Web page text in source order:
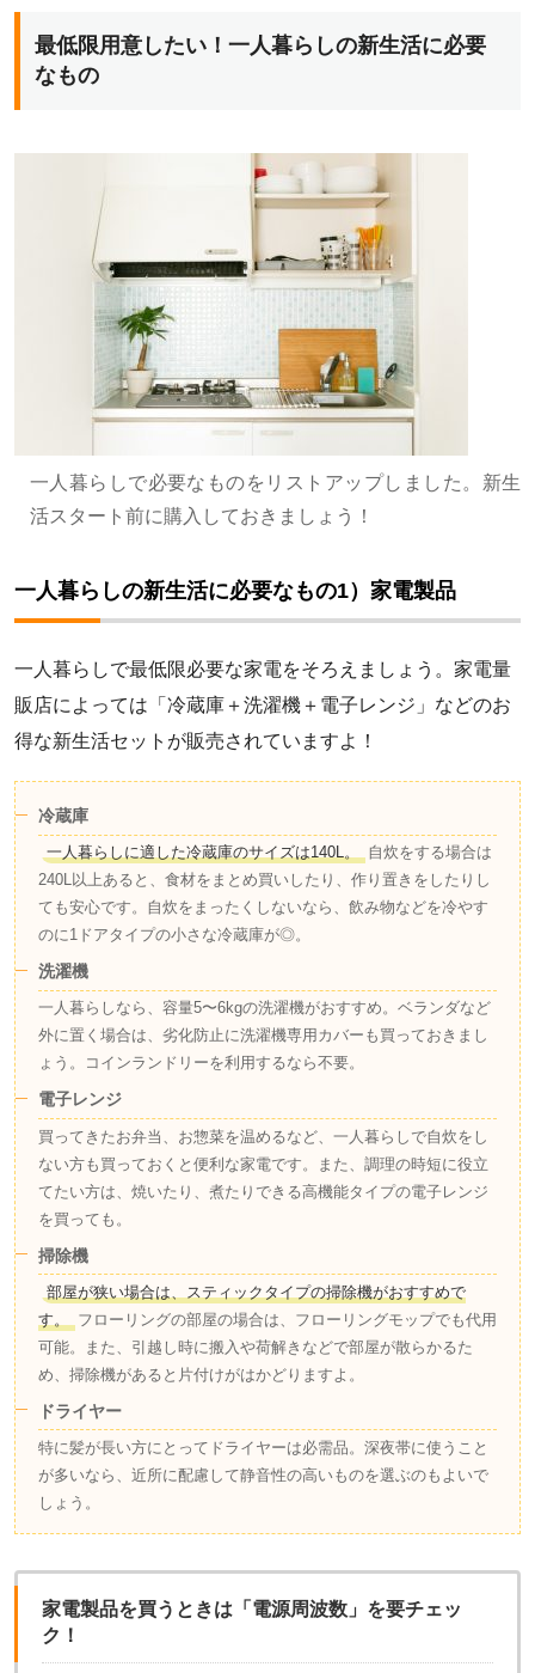
最低限用意したい！一人暮らしの新生活に必要
なもの
一人暮らしで必要なものをリストアップしました。新生
活スタート前に購入しておきましょう！
一人暮らしの新生活に必要なもの1）家電製品
一人暮らしで最低限必要な家電をそろえましょう。家電量
販店によっては「冷蔵庫＋洗濯機＋電子レンジ」などのお
得な新生活セットが販売されていますよ！
冷蔵庫
一人暮らしに適した冷蔵庫のサイズは140L。
自炊をする場合は
240L以上あると、食材をまとめ買いしたり、作り置きをしたりし
ても安心です。自炊をまったくしないなら、飲み物などを冷やす
のに1ドアタイプの小さな冷蔵庫が◎。
洗濯機
一人暮らしなら、容量5〜6kgの洗濯機がおすすめ。ベランダなど
外に置く場合は、劣化防止に洗濯機専用カバーも買っておきまし
ょう。コインランドリーを利用するなら不要。
電子レンジ
買ってきたお弁当、お惣菜を温めるなど、一人暮らしで自炊をし
ない方も買っておくと便利な家電です。また、調理の時短に役立
てたい方は、焼いたり、煮たりできる高機能タイプの電子レンジ
を買っても。
掃除機
部屋が狭い場合は、スティックタイプの掃除機がおすすめで
す。
フローリングの部屋の場合は、フローリングモップでも代用
可能。また、引越し時に搬入や荷解きなどで部屋が散らかるた
め、掃除機があると片付けがはかどりますよ。
ドライヤー
特に髪が長い方にとってドライヤーは必需品。深夜帯に使うこと
が多いなら、近所に配慮して静音性の高いものを選ぶのもよいで
しょう。
家電製品を買うときは「電源周波数」を要チェッ
ク！